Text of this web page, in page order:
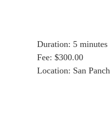
Duration: 5 minutes
Fee: $300.00
Location: San